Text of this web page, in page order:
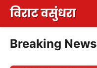
Skip
content
Breaking News